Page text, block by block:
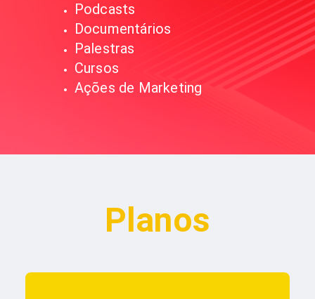
Podcasts
Documentários
Palestras
Cursos
Ações de Marketing
Planos